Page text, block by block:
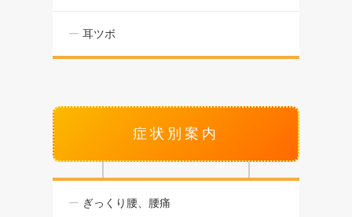
耳ツボ
症状別案内
ぎっくり腰、腰痛